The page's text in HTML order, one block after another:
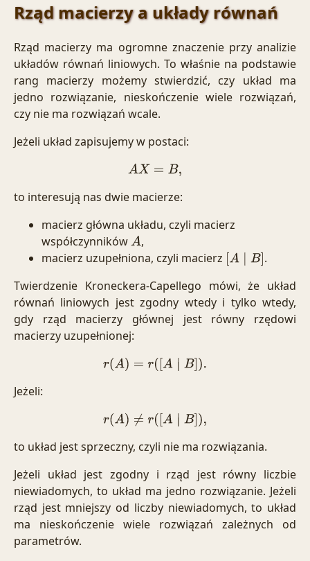
Rząd macierzy a układy równań
Rząd macierzy ma ogromne znaczenie przy analizie
układów równań liniowych. To właśnie na podstawie
rang macierzy możemy stwierdzić, czy układ ma
jedno rozwiązanie, nieskończenie wiele rozwiązań,
czy nie ma rozwiązań wcale.
Jeżeli układ zapisujemy w postaci:
AX =B ,
to interesują nas dwie macierze:
macierz główna układu, czyli macierz
współczynnikówA ,
macierz uzupełniona, czyli macierz A∣ ]
.
Twierdzenie Kroneckera-Capellego mówi, że układ
równań liniowych jest zgodny wtedy i tylko wtedy,
gdy rząd macierzy głównej jest równy rzędowi
macierzy uzupełnionej:
r( A)= r([ A∣B] ).
Jeżeli:
r( A)≠ r([ A∣B] ),
to układ jest sprzeczny, czyli nie ma rozwiązania.
Jeżeli układ jest zgodny i rząd jest równy liczbie
niewiadomych, to układ ma jedno rozwiązanie. Jeżeli
rząd jest mniejszy od liczby niewiadomych, to układ
ma nieskończenie wiele rozwiązań zależnych od
parametrów.